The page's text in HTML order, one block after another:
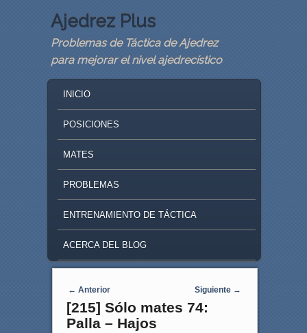
Ajedrez Plus
Problemas de Táctica de Ajedrez
para mejorar el nivel ajedrecístico
SKIP TO PRIMARY CONTENT
SKIP TO SECONDARY CONTENT
INICIO
POSICIONES
MATES
PROBLEMAS
ENTRENAMIENTO DE TÁCTICA
ACERCA DEL BLOG
Navegaci�n de entradas
← Anterior Siguiente →
[215] Sólo mates 74:
Palla – Hajos